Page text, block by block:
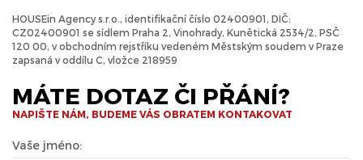
HOUSEin Agency s.r.o., identifikační číslo 02400901, DIČ:
CZ02400901 se sídlem Praha 2, Vinohrady, Kunětická 2534/2, PSČ
120 00, v obchodním rejstříku vedeném Městským soudem v Praze
zapsaná v oddílu C, vložce 218959
MÁTE DOTAZ ČI PŘÁNÍ?
NAPIŠTE NÁM, BUDEME VÁS OBRATEM KONTAKOVAT
Vaše jméno: